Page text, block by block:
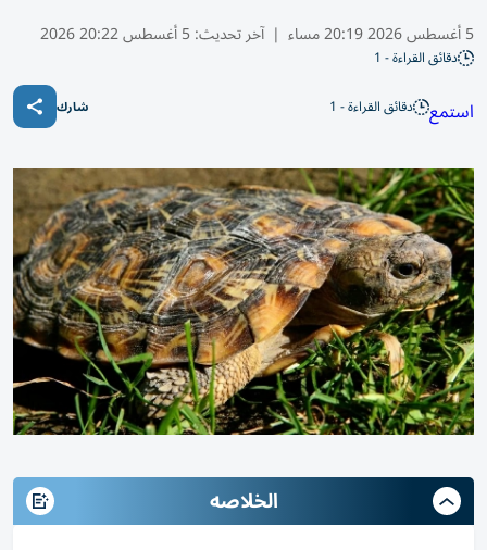
5 أغسطس 2026 20:19 مساء | آخر تحديث:5 أغسطس 20:22 2026
دقائق القراءة - 1
استمع دقائق القراءة - 1 شارك
الخلاصه